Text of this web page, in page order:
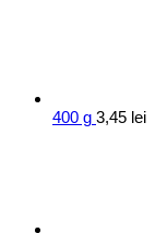
400 g 3,45 lei